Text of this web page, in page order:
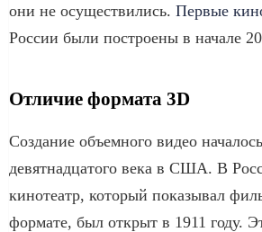
они не осуществились. Первые
России были построены в начале
Отличие формата 3D
Создание объемного видео
девятнадцатого века в США. В
кинотеатр, который показывал
формате, был открыт в 1911 году.